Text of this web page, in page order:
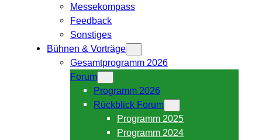
Messekompass
Feedback
Sonstiges
Bühnen & Vorträge
Gesamtprogramm 2026
Forum
Programm 2026
Rückblick Forum
Programm 2025
Programm 2024